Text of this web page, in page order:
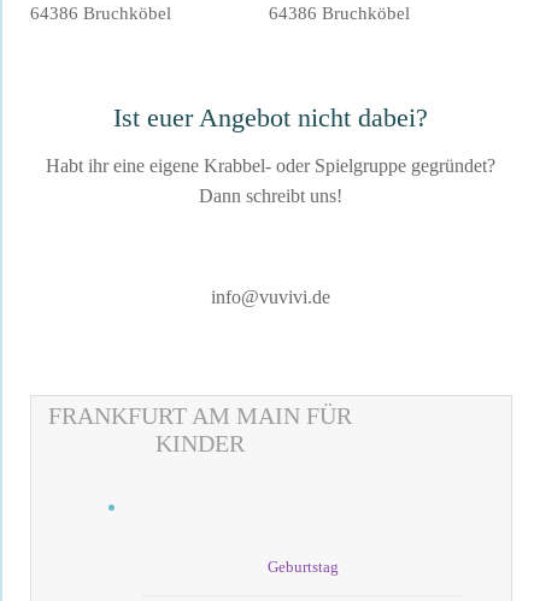
64386 Bruchköbel
64386 Bruchköbel
Ist euer Angebot nicht dabei?
Habt ihr eine eigene Krabbel- oder Spielgruppe gegründet?
Dann schreibt uns!
info@vuvivi.de
FRANKFURT AM MAIN FÜR
KINDER
Geburtstag